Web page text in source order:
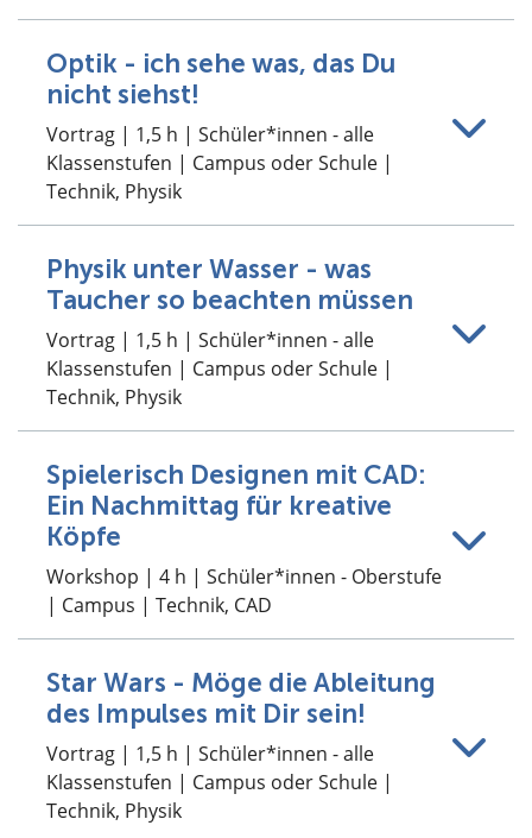
Optik - ich sehe was, das Du
nicht siehst!
Vortrag | 1,5 h | Schüler*innen - alle
Klassenstufen | Campus oder Schule |
Technik, Physik
Physik unter Wasser - was
Taucher so beachten müssen
Vortrag | 1,5 h | Schüler*innen - alle
Klassenstufen | Campus oder Schule |
Technik, Physik
Spielerisch Designen mit CAD:
Ein Nachmittag für kreative
Köpfe
Workshop | 4 h | Schüler*innen - Oberstufe
| Campus | Technik, CAD
Star Wars - Möge die Ableitung
des Impulses mit Dir sein!
Vortrag | 1,5 h | Schüler*innen - alle
Klassenstufen | Campus oder Schule |
Technik, Physik